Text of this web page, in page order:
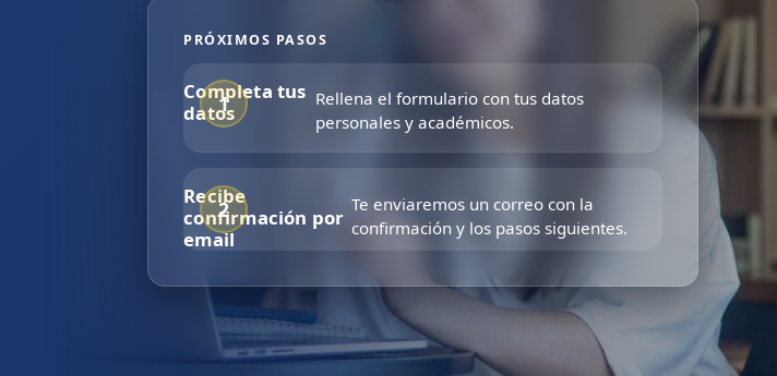
PRÓXIMOS PASOS
Completa tus
datos
Rellena el formulario con tus datos
personales y académicos.
Recibe
confirmación por
email
Te enviaremos un correo con la
confirmación y los pasos siguientes.